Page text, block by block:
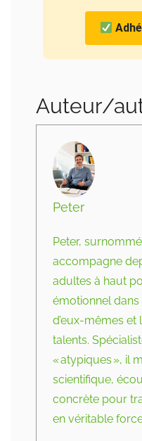
Auteur/
Peter
Peter,
accompagne
adultes à haut
émotionnel
d’eux-mêmes
talents.
« atypiques », il
scientifique,
concrète pour
en véritable